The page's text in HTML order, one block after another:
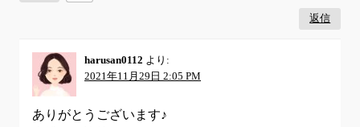
返信
harusan0112 より:
2021年11月29日 2:05 PM
ありがとうございます♪